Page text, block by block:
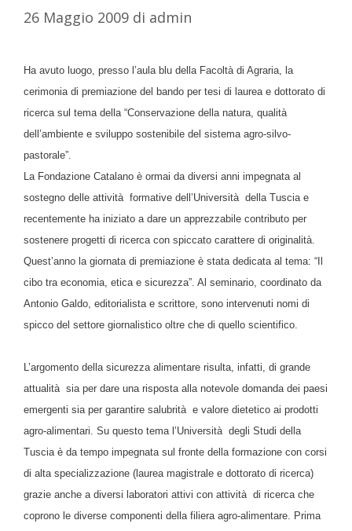
26 Maggio 2009 di admin
Ha avuto luogo, presso l’aula blu della Facoltà di Agraria, la
cerimonia di premiazione del bando per tesi di laurea e dottorato di
ricerca sul tema della “Conservazione della natura, qualità
dell’ambiente e sviluppo sostenibile del sistema agro-silvo-
pastorale”.
La Fondazione Catalano è ormai da diversi anni impegnata al
sostegno delle attività formative dell’Università della Tuscia e
recentemente ha iniziato a dare un apprezzabile contributo per
sostenere progetti di ricerca con spiccato carattere di originalità.
Quest’anno la giornata di premiazione è stata dedicata al tema: “Il
cibo tra economia, etica e sicurezza”. Al seminario, coordinato da
Antonio Galdo, editorialista e scrittore, sono intervenuti nomi di
spicco del settore giornalistico oltre che di quello scientifico.
L’argomento della sicurezza alimentare risulta, infatti, di grande
attualità sia per dare una risposta alla notevole domanda dei paesi
emergenti sia per garantire salubrità e valore dietetico ai prodotti
agro-alimentari. Su questo tema l’Università degli Studi della
Tuscia è da tempo impegnata sul fronte della formazione con corsi
di alta specializzazione (laurea magistrale e dottorato di ricerca)
grazie anche a diversi laboratori attivi con attività di ricerca che
coprono le diverse componenti della filiera agro-alimentare. Prima